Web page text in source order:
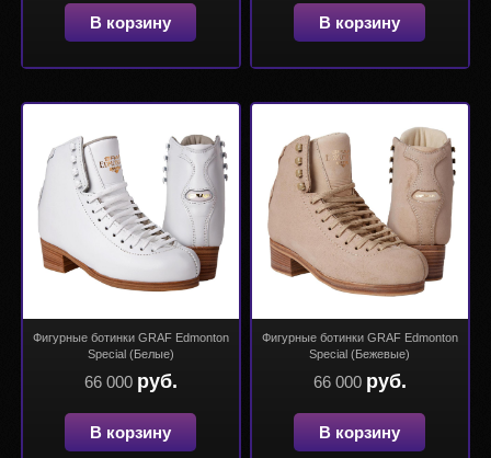
В корзину В корзину
Фигурные ботинки GRAF Edmonton
Special (Белые)
66 000 руб.
В корзину
Фигурные ботинки GRAF Edmonton
Special (Бежевые)
66 000 руб.
В корзину